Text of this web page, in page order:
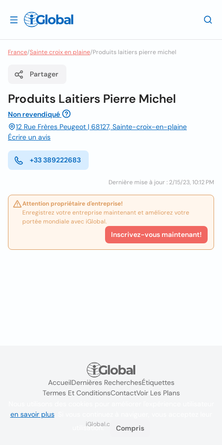
France/Sainte croix en plaine/Produits laitiers pierre michel
Partager
Produits Laitiers Pierre Michel
Non revendiqué
12 Rue Frères Peugeot | 68127, Sainte-croix-en-plaine
Écrire un avis
+33 389222683
Dernière mise à jour : 2/15/23, 10:12 PM
Attention propriétaire d'entreprise!
Enregistrez votre entreprise maintenant et améliorez votre
portée mondiale avec iGlobal.
Inscrivez-vous maintenant!
AccueilDernières RecherchesÉtiquettes
Termes Et ConditionsContactVoir Les Plans
iGlobal.co @ 2024
en savoir plus. Si vous continuez à naviguer, vous acceptez leur
utilisation.
Compris